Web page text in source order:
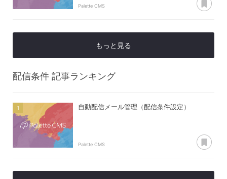
Palette CMS
もっと見る
配信条件 記事ランキング
自動配信メール管理（配信条件設定）
Palette CMS